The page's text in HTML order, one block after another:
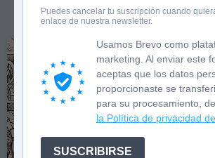
Puedes cancelar tu suscripción cuando
enlace de nuestra newsletter.
Usamos Brevo como
marketing. Al enviar este
aceptas que los datos
proporcionaste se
para su procesamiento,
la Política de privacidad
SUSCRIBIRSE
« »